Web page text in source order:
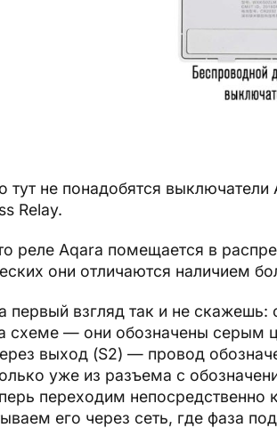
не понадобятся
Relay.
реле Aqara помещается в
они отличаются наличием
первый взгляд так и не
схеме — они обозначены серым
выход (S2) — провод
уже из разъема с
переходим
его через сеть, где фаза